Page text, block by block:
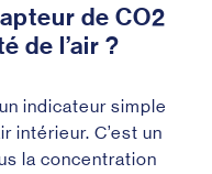
de CO2
de l’air ?
indicateur simple
intérieur. C’est un
la concentration